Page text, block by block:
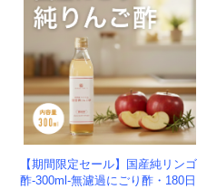
【期間限定セール】国産純リンゴ
酢-300ml-無濾過にごり酢・180日